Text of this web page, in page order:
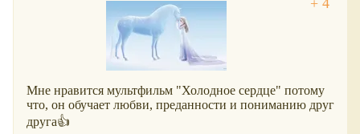
Мне нравится мультфильм "Холодное сердце" потому
что, он обучает любви, преданности и пониманию друг
друга👍